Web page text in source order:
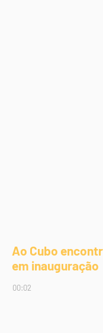
Ao Cubo
em inauguração
00:02